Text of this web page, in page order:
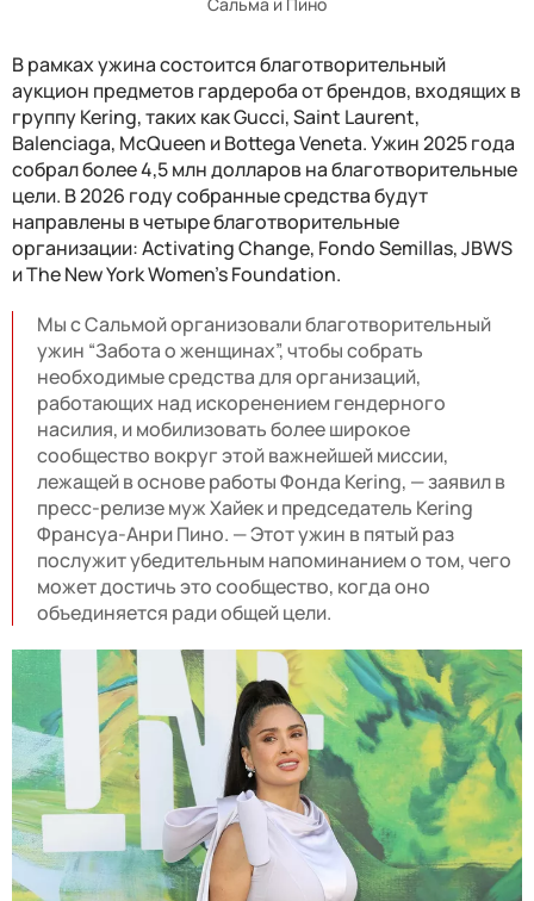
В рамках ужина состоится благотворительный
аукцион предметов гардероба от брендов, входящих в
группу Kering, таких как Gucci, Saint Laurent,
Balenciaga, McQueen и Bottega Veneta. Ужин 2025 года
собрал более 4,5 млн долларов на благотворительные
цели. В 2026 году собранные средства будут
направлены в четыре благотворительные
организации: Activating Change, Fondo Semillas, JBWS
и The New York Women's Foundation.
Мы с Сальмой организовали благотворительный
ужин “Забота о женщинах”, чтобы собрать
необходимые средства для организаций,
работающих над искоренением гендерного
насилия, и мобилизовать более широкое
сообщество вокруг этой важнейшей миссии,
лежащей в основе работы Фонда Kering, — заявил в
пресс-релизе муж Хайек и председатель Kering
Франсуа-Анри Пино. — Этот ужин в пятый раз
послужит убедительным напоминанием о том, чего
может достичь это сообщество, когда оно
объединяется ради общей цели.